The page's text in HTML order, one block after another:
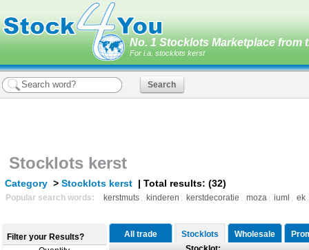
No. 1 Stocklots Marketplace from
For i.a. stocklots kerst
Stocklots kerst
Category > Stocklots kerst| Total results: (32)
Popular search words: kerstmuts , kinderen , kerstdecoratie , moza , iuml , ek
All trade Stocklots Wholesale
Filter your Results?